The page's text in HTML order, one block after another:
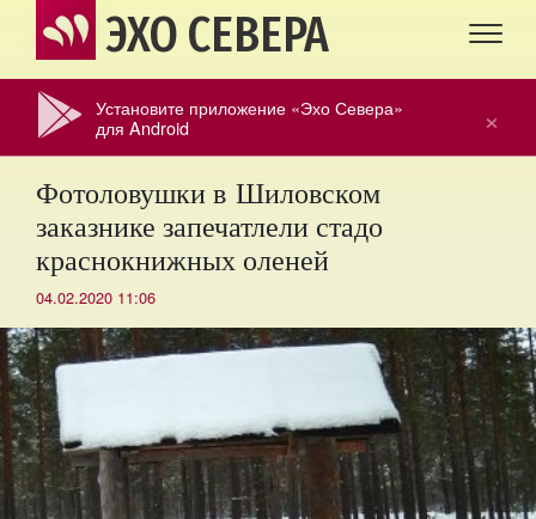
ЭХО СЕВЕРА
×
Установите приложение «Эхо Севера»
для Android
Фотоловушки в Шиловском
заказнике запечатлели стадо
краснокнижных оленей
04.02.2020 11:06